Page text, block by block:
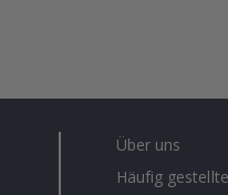
Über uns
Häufig